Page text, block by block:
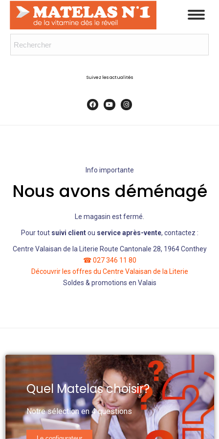
Suivez les actualités
Info importante
Nous avons déménagé
Le magasin est fermé.
Pour tout suivi clientou service après-vente, contactez :
Centre Valaisan de la Literie Route Cantonale 28, 1964 Conthey
☎ 027 346 11 80
Découvrir les offres du Centre Valaisan de la Literie
Soldes & promotions en Valais
Quel Matelas choisir?
Notre sélection en 4 questions